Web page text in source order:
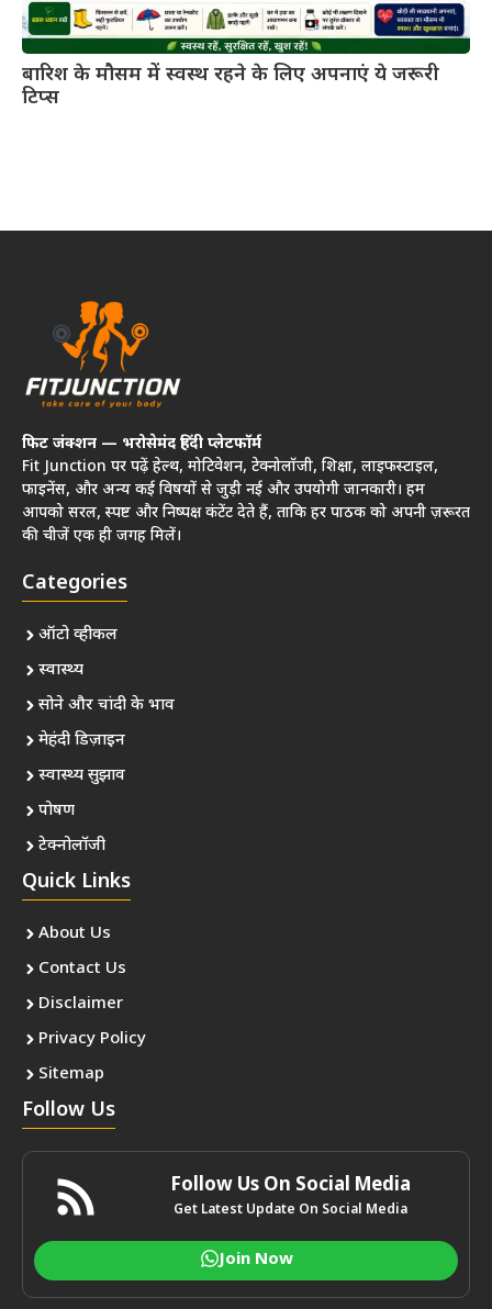
बारिश के मौसम में स्वस्थ रहने के लिए अपनाएं ये जरूरी
टिप्स
फिट जंक्शन — भरोसेमंद हिंदी प्लेटफॉर्म
Fit Junction पर पढ़ें हेल्थ, मोटिवेशन, टेक्नोलॉजी, शिक्षा, लाइफस्टाइल,
फाइनेंस, और अन्य कई विषयों से जुड़ी नई और उपयोगी जानकारी। हम
आपको सरल, स्पष्ट और निष्पक्ष कंटेंट देते हैं, ताकि हर पाठक को अपनी ज़रूरत
की चीजें एक ही जगह मिलें।
Categories
ऑटो व्हीकल
स्वास्थ्य
सोने और चांदी के भाव
मेहंदी डिज़ाइन
स्वास्थ्य सुझाव
पोषण
टेक्नोलॉजी
Quick Links
About Us
Contact Us
Disclaimer
Privacy Policy
Sitemap
Follow Us
Follow Us On Social Media
Get Latest Update On Social Media
Join Now